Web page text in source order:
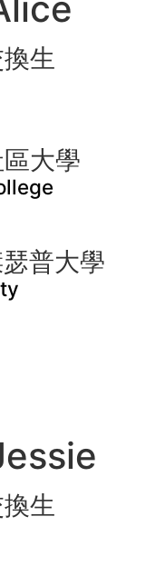
生
大學
普大學
生